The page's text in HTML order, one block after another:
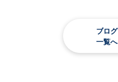
ブログ
一覧へ